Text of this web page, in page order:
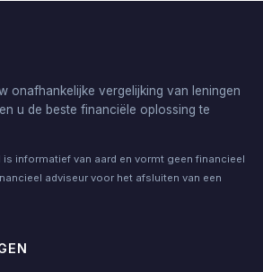
onafhankelijke vergelijking van leningen
u de beste financiële oplossing te
is informatief van aard en vormt geen financieel
adviseur voor het afsluiten van een